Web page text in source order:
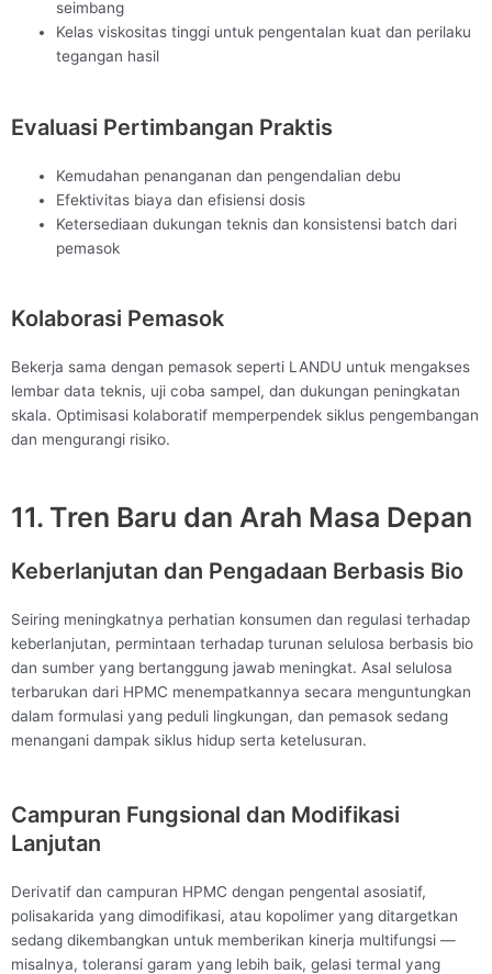
seimbang
Kelas viskositas tinggi untuk pengentalan kuat dan perilaku
tegangan hasil
Evaluasi Pertimbangan Praktis
Kemudahan penanganan dan pengendalian debu
Efektivitas biaya dan efisiensi dosis
Ketersediaan dukungan teknis dan konsistensi batch dari
pemasok
Kolaborasi Pemasok
Bekerja sama dengan pemasok seperti LANDU untuk mengakses
lembar data teknis, uji coba sampel, dan dukungan peningkatan
skala. Optimisasi kolaboratif memperpendek siklus pengembangan
dan mengurangi risiko.
11. Tren Baru dan Arah Masa Depan
Keberlanjutan dan Pengadaan Berbasis Bio
Seiring meningkatnya perhatian konsumen dan regulasi terhadap
keberlanjutan, permintaan terhadap turunan selulosa berbasis bio
dan sumber yang bertanggung jawab meningkat. Asal selulosa
terbarukan dari HPMC menempatkannya secara menguntungkan
dalam formulasi yang peduli lingkungan, dan pemasok sedang
menangani dampak siklus hidup serta ketelusuran.
Campuran Fungsional dan Modifikasi
Lanjutan
Derivatif dan campuran HPMC dengan pengental asosiatif,
polisakarida yang dimodifikasi, atau kopolimer yang ditargetkan
sedang dikembangkan untuk memberikan kinerja multifungsi —
misalnya, toleransi garam yang lebih baik, gelasi termal yang